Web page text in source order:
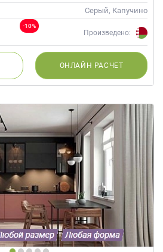
Скандинавский, Неоклассика
Серый, Капучино
-10%
Произведено:
ОНЛАЙН РАСЧЕТ